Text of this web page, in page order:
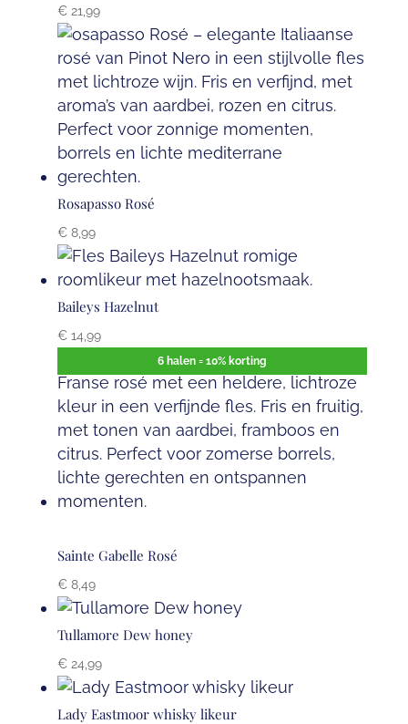
€21,99
Rosapasso Rosé
€8,99
Baileys Hazelnut
€14,99
6 halen = 10% korting
Sainte Gabelle Rosé
€8,49
Tullamore Dew honey
€24,99
Lady Eastmoor whisky likeur